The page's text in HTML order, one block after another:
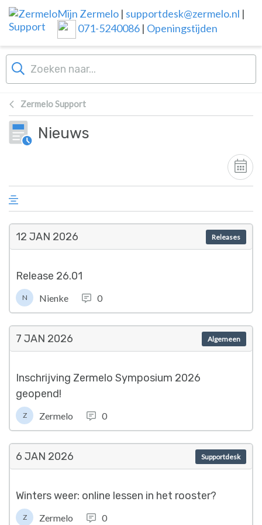
Overslaan naar hoofdinhoud
Mijn Zermelo | supportdesk@zermelo.nl |
071-5240086 | Openingstijden
Zermelo Support
Nieuws
12 JAN 2026
Release 26.01
N Nienke 0
Releases
7 JAN 2026
Inschrijving Zermelo Symposium 2026
geopend!
Z Zermelo 0
Algemeen
6 JAN 2026
Winters weer: online lessen in het rooster?
Z Zermelo 0
Supportdesk